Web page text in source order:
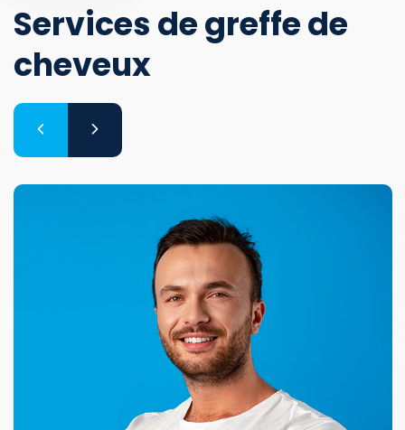
Services de greffe de
cheveux